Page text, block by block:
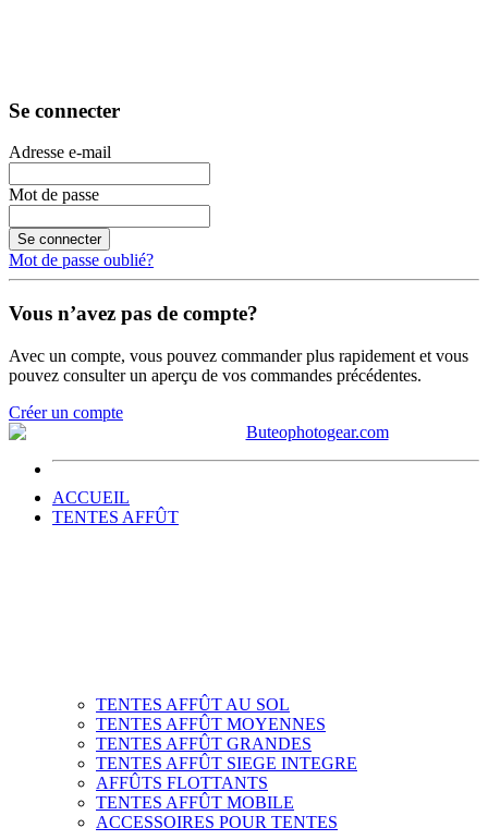
Se connecter
Adresse e-mail
Mot de passe
Se connecter
Mot de passe oublié?
Vous n’avez pas de compte?
Avec un compte, vous pouvez commander plus rapidement et vous
pouvez consulter un aperçu de vos commandes précédentes.
Créer un compte
ACCUEIL
TENTES AFFÛT
TENTES AFFÛT AU SOL
TENTES AFFÛT MOYENNES
TENTES AFFÛT GRANDES
TENTES AFFÛT SIEGE INTEGRE
AFFÛTS FLOTTANTS
TENTES AFFÛT MOBILE
ACCESSOIRES POUR TENTES